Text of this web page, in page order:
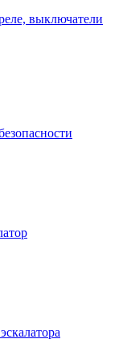
выключатели